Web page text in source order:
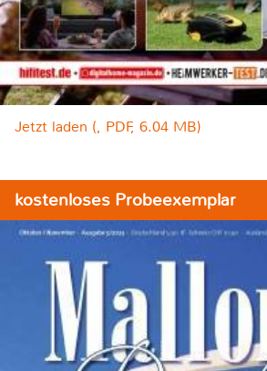
Jetzt laden (, PDF, 6.04 MB)
kostenloses Probeexemplar